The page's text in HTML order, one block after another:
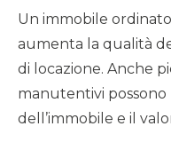
Un immobile
aumenta la qualità
di locazione. Anche
manutentivi
dell’immobile e il